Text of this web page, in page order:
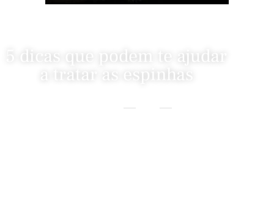
5 dicas que podem te ajudar
a tratar as espinhas
Beauty